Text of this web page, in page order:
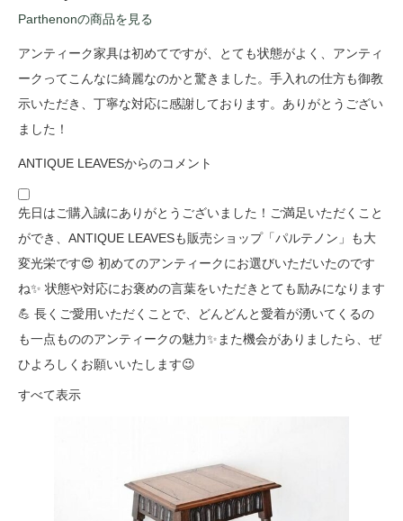
Parthenonの商品を見る
アンティーク家具は初めてですが、とても状態がよく、アンティ
ークってこんなに綺麗なのかと驚きました。手入れの仕方も御教
示いただき、丁寧な対応に感謝しております。ありがとうござい
ました！
ANTIQUE LEAVESからのコメント
先日はご購入誠にありがとうございました！ご満足いただくこと
ができ、ANTIQUE LEAVESも販売ショップ「パルテノン」も大
変光栄です😍 初めてのアンティークにお選びいただいたのです
ね✨ 状態や対応にお褒めの言葉をいただきとても励みになります
💪 長くご愛用いただくことで、どんどんと愛着が湧いてくるの
も一点もののアンティークの魅力✨また機会がありましたら、ぜ
ひよろしくお願いいたします😉
すべて表示